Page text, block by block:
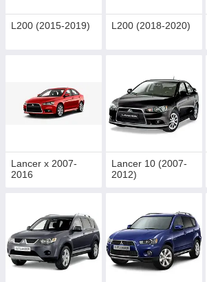
L200 (2015-2019) L200 (2018-2020)
Lancer x 2007-
2016
Lancer 10 (2007-
2012)